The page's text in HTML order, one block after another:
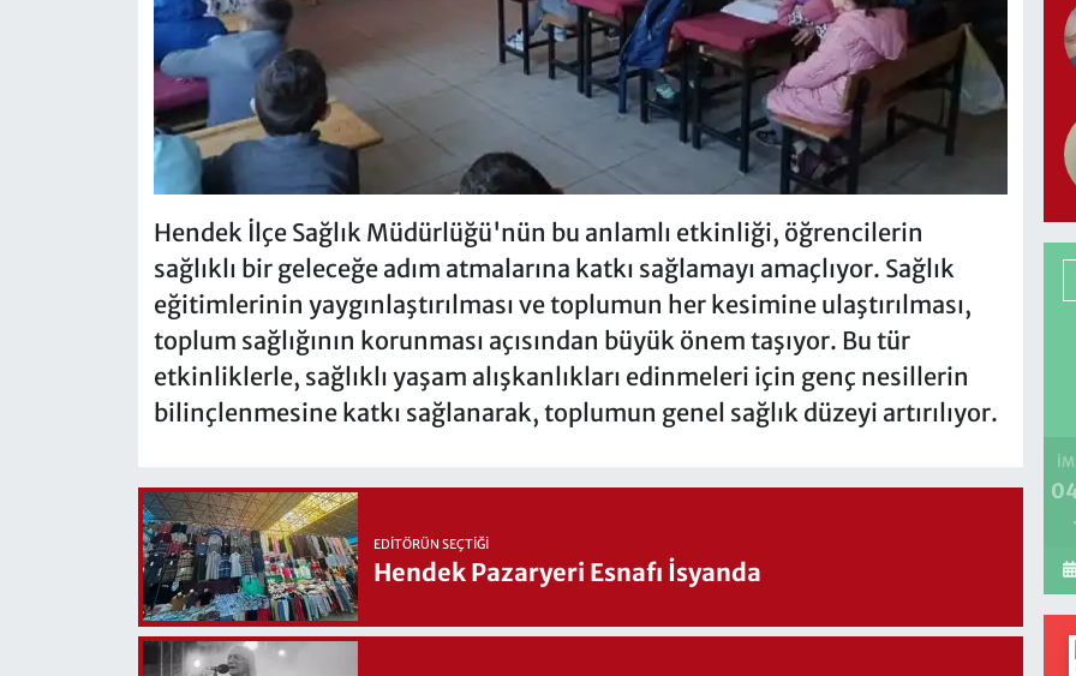
Hendek İlçe Sağlık Müdürlüğü'nün bu anlamlı etkinliği, öğrencilerin
sağlıklı bir geleceğe adım atmalarına katkı sağlamayı amaçlıyor. Sağlık
eğitimlerinin yaygınlaştırılması ve toplumun her kesimine ulaştırılması,
toplum sağlığının korunması açısından büyük önem taşıyor. Bu tür
etkinliklerle, sağlıklı yaşam alışkanlıkları edinmeleri için genç nesillerin
bilinçlenmesine katkı sağlanarak, toplumun genel sağlık düzeyi artırılıyor.
EDITÖRÜN SEÇTIĞI
Hendek Pazaryeri Esnafı İsyanda